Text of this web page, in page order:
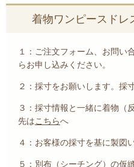
着物ワンピースドレ
１：ご注文フォーム、お問い
らお申し込みください。
２：採寸をお願いします。採
３：採寸情報と一緒に着物（
先はこちらへ
４：お客様の採寸を基に製図
５：別布（シーチング）の仮